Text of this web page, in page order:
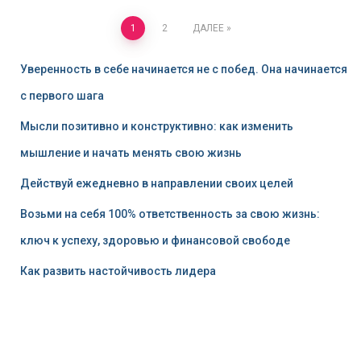
Пагинация
записей
1 2 ДАЛЕЕ
Уверенность в себе начинается не с побед. Она начинается
с первого шага
Мысли позитивно и конструктивно: как изменить
мышление и начать менять свою жизнь
Действуй ежедневно в направлении своих целей
Возьми на себя 100% ответственность за свою жизнь:
ключ к успеху, здоровью и финансовой свободе
Как развить настойчивость лидера